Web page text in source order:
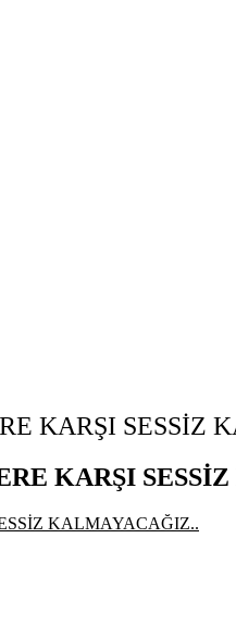
KARŞI SESSİZ
KARŞI